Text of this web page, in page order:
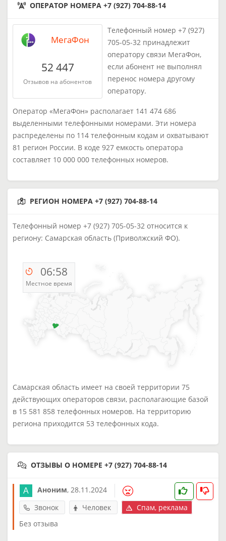
ОПЕРАТОР НОМЕРА +7 (927) 704-88-14
МегаФон
52 447
Отзывов на абонентов
Телефонный номер +7 (927)
705-05-32 принадлежит
оператору связи МегаФон,
если абонент не выполнял
перенос номера другому
оператору.
Оператор «МегаФон» располагает 141 474 686
выделенными телефонными номерами. Эти номера
распределены по 114 телефонным кодам и охватывают
81 регион России. В коде 927 емкость оператора
составляет 10 000 000 телефонных номеров.
РЕГИОН НОМЕРА +7 (927) 704-88-14
Телефонный номер +7 (927) 705-05-32 относится к
региону: Самарская область (Приволжский ФО).
06:58
Местное время
Самарская область имеет на своей территории 75
действующих операторов связи, располагающие базой
в 15 581 858 телефонных номеров. На территорию
региона приходится 53 телефонных кода.
ОТЗЫВЫ О НОМЕРЕ +7 (927) 704-88-14
Аноним, 28.11.2024
Звонок
Человек
Спам, реклама
Без отзыва